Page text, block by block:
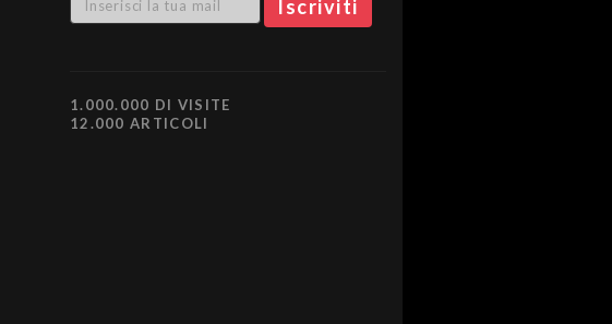
1.000.000 DI VISITE
12.000 ARTICOLI